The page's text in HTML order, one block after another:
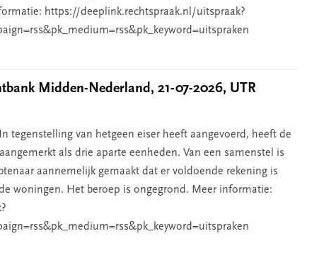
https://deeplink.rechtspraak.nl/uitspraak?
Midden-Nederland, 21-07-2026, UTR
tegenstelling van hetgeen eiser heeft aangevoerd, heeft de
als drie aparte eenheden. Van een samenstel is
aannemelijk gemaakt dat er voldoende rekening is
woningen. Het beroep is ongegrond. Meer informatie: